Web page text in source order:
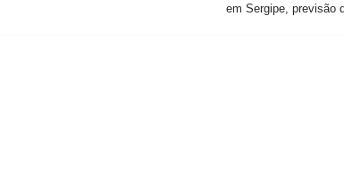
em Sergipe, previsão